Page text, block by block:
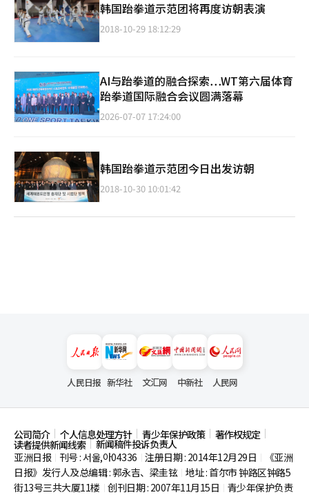
韩国跆拳道示范团将再度访朝表演
2018-10-29 18:12:29
AI与跆拳道的融合探索…WT第六届体育
跆拳道国际融合会议圆满落幕
2026-07-07 17:24:00
韩国跆拳道示范团今日出发访朝
2018-10-30 10:01:42
人民日报 新华社 文汇网 中新社 人民网
公司简介 个人信息处理方针 青少年保护政策 著作权规定
读者提供新闻线索
新闻稿件投诉负责人
亚洲日报
刊号 : 서울,아04336 注册日期 : 2014年12月29日
《亚洲
日报》发行人及总编辑 : 郭永吉、梁圭铉 地址 : 首尔市钟路区钟路5
街13号三共大厦11楼 创刊日期 : 2007年11月15日
青少年保护负责